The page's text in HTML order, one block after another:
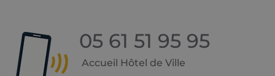
05 61 51 95 95
Accueil Hôtel de Ville